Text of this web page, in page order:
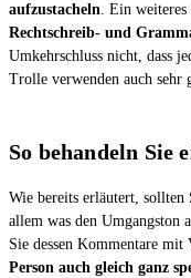
aufzustacheln. Ein
Rechtschreib- und
Umkehrschluss nicht, dass
Trolle verwenden auch sehr
So behandeln Sie
Wie bereits erläutert, sollten
allem was den Umgangston
Sie dessen Kommentare
Person auch gleich ganz